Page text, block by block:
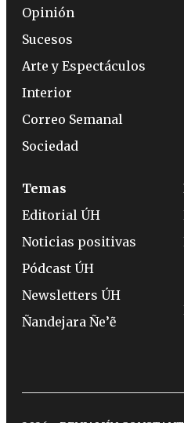
Opinión
Sucesos
Arte y Espectáculos
Interior
Correo Semanal
Sociedad
Temas
Editorial ÚH
Noticias positivas
Pódcast ÚH
Newsletters ÚH
Ñandejara Ñe’ẽ